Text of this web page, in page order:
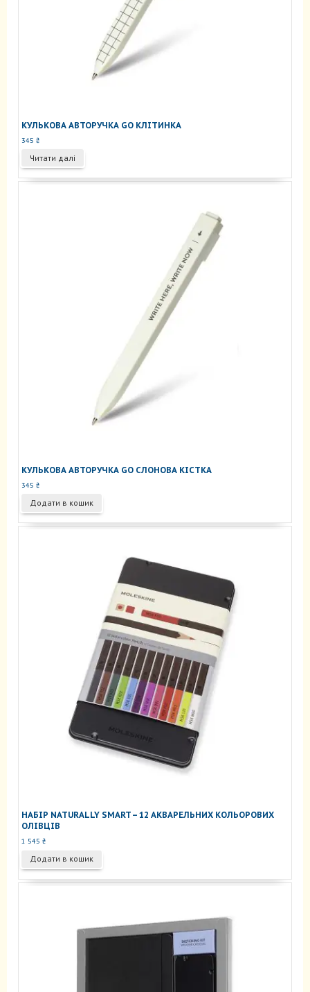
КУЛЬКОВА АВТОРУЧКА GO КЛІТИНКА
345 ₴
Читати далі
КУЛЬКОВА АВТОРУЧКА GO СЛОНОВА КІСТКА
345 ₴
Додати в кошик
НАБІР NATURALLY SMART – 12 АКВАРЕЛЬНИХ КОЛЬОРОВИХ
ОЛІВЦІВ
1 545 ₴
Додати в кошик